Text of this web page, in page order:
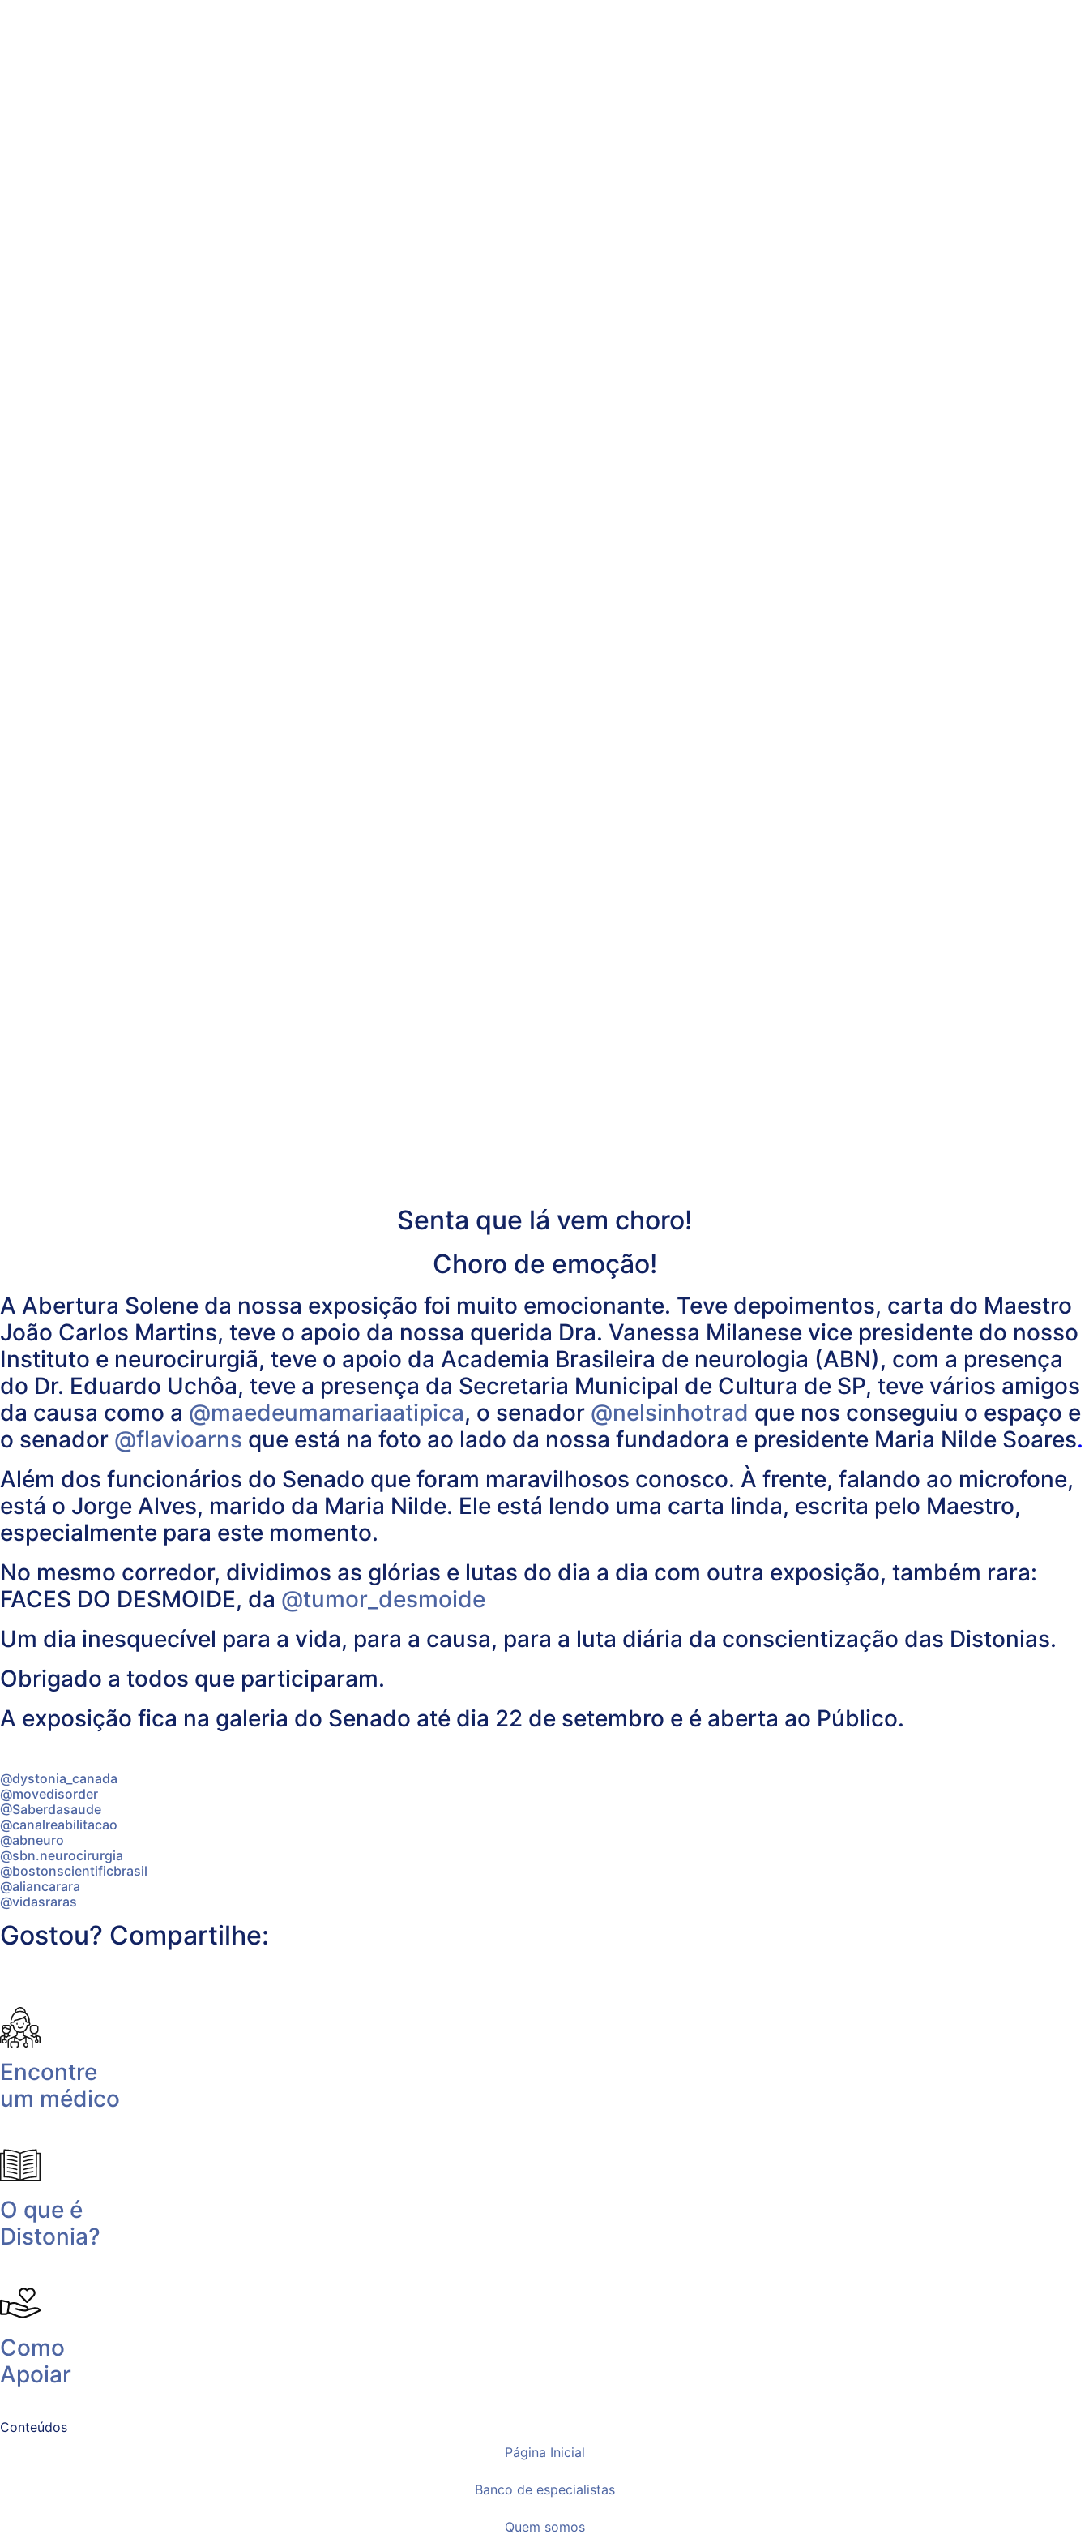
Senta que lá vem choro!
Choro de emoção!
A Abertura Solene da nossa exposição foi muito emocionante. Teve depoimentos, carta do Maestro
João Carlos Martins, teve o apoio da nossa querida Dra. Vanessa Milanese vice presidente do nosso
Instituto e neurocirurgiã, teve o apoio da Academia Brasileira de neurologia (ABN), com a presença
do Dr. Eduardo Uchôa, teve a presença da Secretaria Municipal de Cultura de SP, teve vários amigos
da causa como a @maedeumamariaatipica, o senador @nelsinhotrad que nos conseguiu o espaço e
o senador @flavioarns que está na foto ao lado da nossa fundadora e presidente Maria Nilde Soares.
Além dos funcionários do Senado que foram maravilhosos conosco. À frente, falando ao microfone,
está o Jorge Alves, marido da Maria Nilde. Ele está lendo uma carta linda, escrita pelo Maestro,
especialmente para este momento.
No mesmo corredor, dividimos as glórias e lutas do dia a dia com outra exposição, também rara:
FACES DO DESMOIDE, da @tumor_desmoide
Um dia inesquecível para a vida, para a causa, para a luta diária da conscientização das Distonias.
Obrigado a todos que participaram.
A exposição fica na galeria do Senado até dia 22 de setembro e é aberta ao Público.
@dystonia_canada
@movedisorder
@Saberdasaude
@canalreabilitacao
@abneuro
@sbn.neurocirurgia
@bostonscientificbrasil
@aliancarara
@vidasraras
Gostou? Compartilhe:
Encontre
um médico
O que é
Distonia?
Como
Apoiar
Conteúdos
Página Inicial
Banco de especialistas
Quem somos